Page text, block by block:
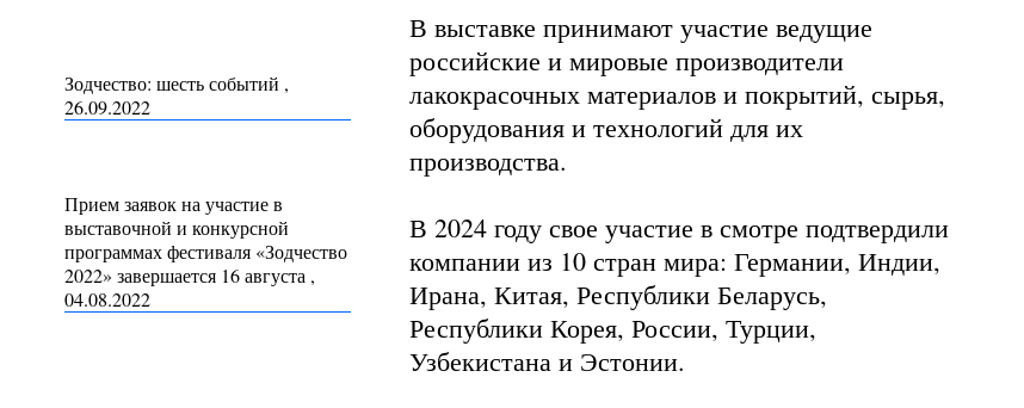
В выставке принимают участие ведущие
российские и мировые производители
лакокрасочных материалов и покрытий, сырья,
оборудования и технологий для их
производства.
В 2024 году свое участие в смотре подтвердили
компании из 10 стран мира: Германии, Индии,
Ирана, Китая, Республики Беларусь,
Республики Корея, России, Турции,
Узбекистана и Эстонии.
Зодчество: шесть событий ,
26.09.2022
Прием заявок на участие в
выставочной и конкурсной
программах фестиваля «Зодчество
2022» завершается 16 августа ,
04.08.2022